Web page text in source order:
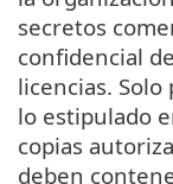
secretos
confidencial
licencias.
lo estipulado
copias
deben